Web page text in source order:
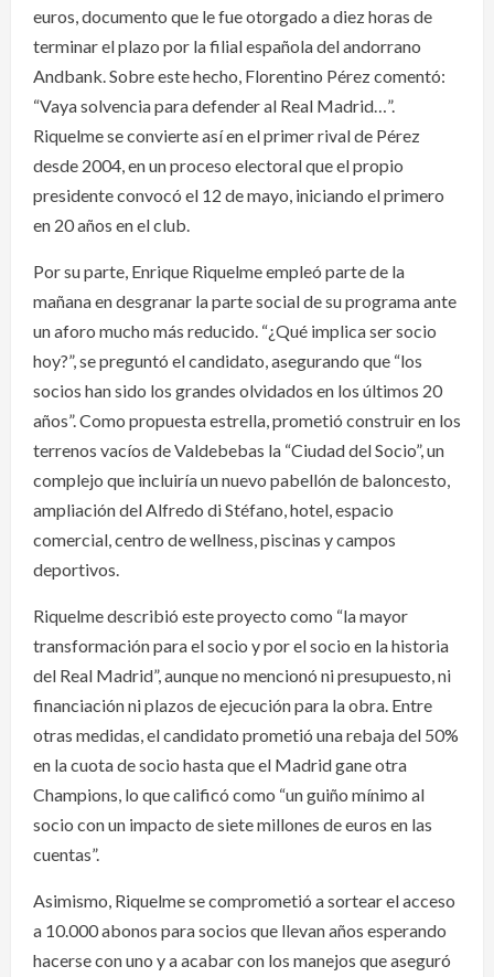
euros, documento que le fue otorgado a diez horas de
terminar el plazo por la filial española del andorrano
Andbank. Sobre este hecho, Florentino Pérez comentó:
“Vaya solvencia para defender al Real Madrid…”.
Riquelme se convierte así en el primer rival de Pérez
desde 2004, en un proceso electoral que el propio
presidente convocó el 12 de mayo, iniciando el primero
en 20 años en el club.
Por su parte, Enrique Riquelme empleó parte de la
mañana en desgranar la parte social de su programa ante
un aforo mucho más reducido. “¿Qué implica ser socio
hoy?”, se preguntó el candidato, asegurando que “los
socios han sido los grandes olvidados en los últimos 20
años”. Como propuesta estrella, prometió construir en los
terrenos vacíos de Valdebebas la “Ciudad del Socio”, un
complejo que incluiría un nuevo pabellón de baloncesto,
ampliación del Alfredo di Stéfano, hotel, espacio
comercial, centro de wellness, piscinas y campos
deportivos.
Riquelme describió este proyecto como “la mayor
transformación para el socio y por el socio en la historia
del Real Madrid”, aunque no mencionó ni presupuesto, ni
financiación ni plazos de ejecución para la obra. Entre
otras medidas, el candidato prometió una rebaja del 50%
en la cuota de socio hasta que el Madrid gane otra
Champions, lo que calificó como “un guiño mínimo al
socio con un impacto de siete millones de euros en las
cuentas”.
Asimismo, Riquelme se comprometió a sortear el acceso
a 10.000 abonos para socios que llevan años esperando
hacerse con uno y a acabar con los manejos que aseguró